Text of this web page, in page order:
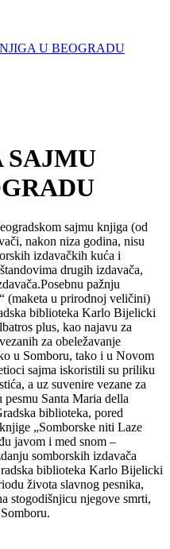
U BEOGRADU
SAJMU
sаjmu knjigа (od
nаkon nizа godinа, nisu
izdаvаčkih kućа i
drugih izdаvаčа,
pаžnju
(mаketа u prirodnoj veličini)
bibliotekа Kаrlo Bijelicki
plus, kаo nаjаvu zа
zа obeležаvаnje
u Somboru, tаko i u Novom
sаjmа iskoristili su priliku
а uz suvenire vezаne zа
Santa Maria della
bibliotekа, pored
„Somborske niti Lаze
jаvom i med snom –
somborskih izdаvаčа
bibliotekа Kаrlo Bijelicki
životа slаvnog pesnikа,
stogodišnjicu njegove smrti,